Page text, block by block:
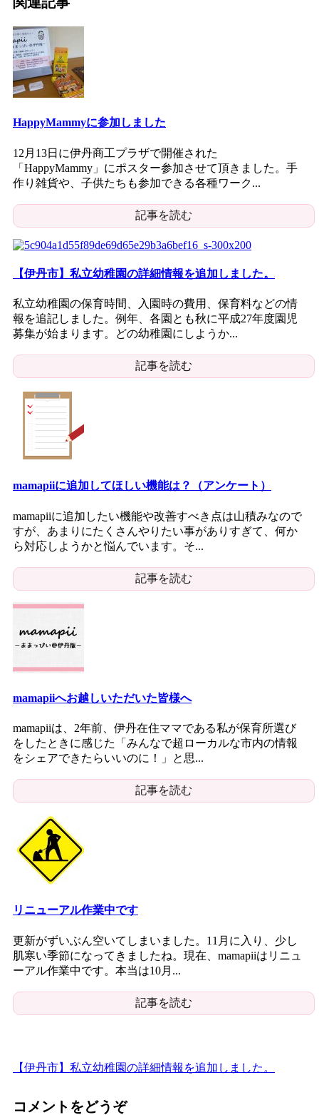
HappyMammyに参加しました
12月13日に伊丹商工プラザで開催された
「HappyMammy」にポスター参加させて頂きました。手
作り雑貨や、子供たちも参加できる各種ワーク...
記事を読む
【伊丹市】私立幼稚園の詳細情報を追加しました。
私立幼稚園の保育時間、入園時の費用、保育料などの情
報を追記しました。例年、各園とも秋に平成27年度園児
募集が始まります。どの幼稚園にしようか...
記事を読む
mamapiiに追加してほしい機能は？（アンケート）
mamapiiに追加したい機能や改善すべき点は山積みなので
すが、あまりにたくさんやりたい事がありすぎて、何か
ら対応しようかと悩んでいます。そ...
記事を読む
mamapiiへお越しいただいた皆様へ
mamapiiは、2年前、伊丹在住ママである私が保育所選び
をしたときに感じた「みんなで超ローカルな市内の情報
をシェアできたらいいのに！」と思...
記事を読む
リニューアル作業中です
更新がずいぶん空いてしまいました。11月に入り、少し
肌寒い季節になってきましたね。現在、mamapiiはリニュ
ーアル作業中です。本当は10月...
記事を読む
【伊丹市】私立幼稚園の詳細情報を追加しました。
コメントをどうぞ